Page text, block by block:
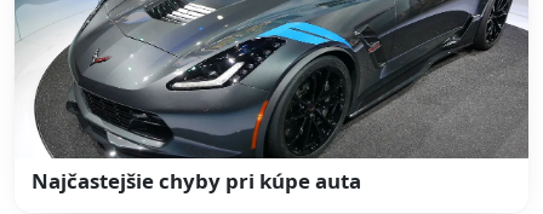
Najčastejšie chyby pri kúpe auta